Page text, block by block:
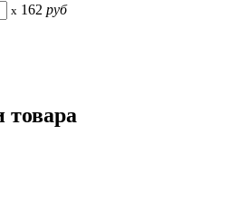
x 162 руб
товара